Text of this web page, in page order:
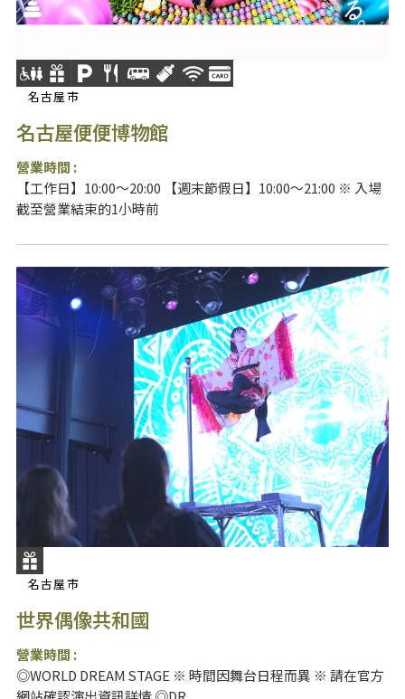
名古屋市
名古屋便便博物館
營業時間 :
【工作日】10:00～20:00 【週末節假日】10:00～21:00 ※ 入場
截至營業結束的1小時前
名古屋市
世界偶像共和國
營業時間 :
◎WORLD DREAM STAGE ※ 時間因舞台日程而異 ※ 請在官方